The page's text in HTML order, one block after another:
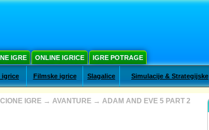
IGRE ONLINE IGRICE IGRE POTRAGE
igrice Filmske igrice Slagalice Simulacije & Strategijske
IGRE → AVANTURE → ADAM AND EVE 5 PART 2